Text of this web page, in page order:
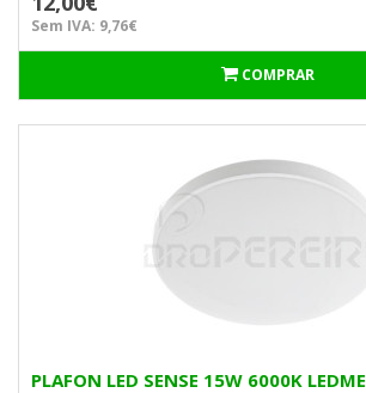
Sem IVA: 9,76€
COMPRAR
PLAFON LED SENSE 15W 6000K LEDME